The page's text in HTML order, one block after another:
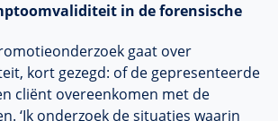
in de forensische
gaat over
kort gezegd: of de gepresenteerde
cliënt overeenkomen met de
‘Ik onderzoek de situaties waarin